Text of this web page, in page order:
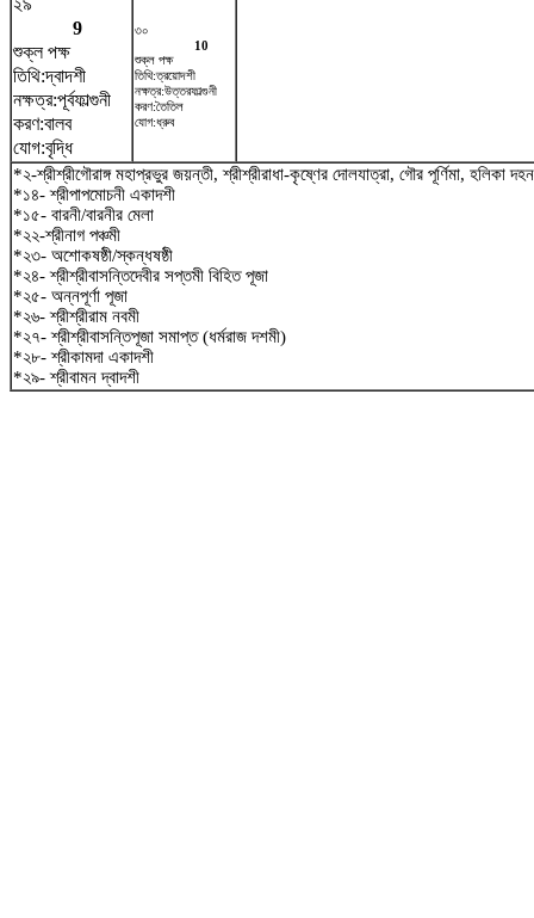
9
শুক্ল পক্ষ
তিথি:দ্বাদশী
নক্ষত্র:পূর্বফাল্গুনী
করণ:বালব
যোগ:বৃদ্ধি
৩০
10
শুক্ল পক্ষ
তিথি:ত্রয়োদশী
নক্ষত্র:উত্তরফাল্গুনী
করণ:তৈতিল
যোগ:ধ্রুব
*২-শ্রীশ্রীগৌরাঙ্গ মহাপ্রভুর জয়ন্তী, শ্রীশ্রীরাধা-কৃষ্ণের দোলযাত্রা, গৌর পূর্ণিমা, হলিকা দহন
*১৪- শ্রীপাপমোচনী একাদশী
*১৫- বারনী/বারনীর মেলা
*২২-শ্রীনাগ পঞ্চমী
*২৩- অশোকষষ্ঠী/স্কন্ধষষ্ঠী
*২৪- শ্রীশ্রীবাসন্তিদেবীর সপ্তমী বিহিত পূজা
*২৫- অন্নপূর্ণা পূজা
*২৬- শ্রীশ্রীরাম নবমী
*২৭- শ্রীশ্রীবাসন্তিপূজা সমাপ্ত (ধর্মরাজ দশমী)
*২৮- শ্রীকামদা একাদশী
*২৯- শ্রীবামন দ্বাদশী